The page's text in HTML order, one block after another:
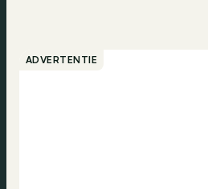
ADVERTENTIE